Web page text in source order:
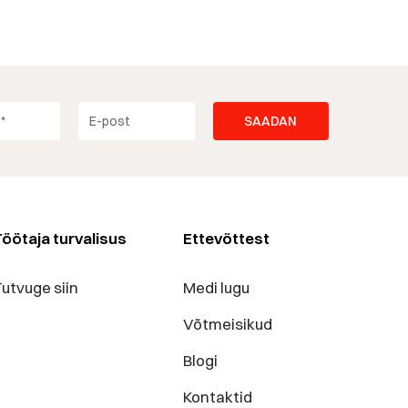
turvalisus
siin
Ettevõttest
Medi lugu
Võtmeisikud
Blogi
Kontaktid